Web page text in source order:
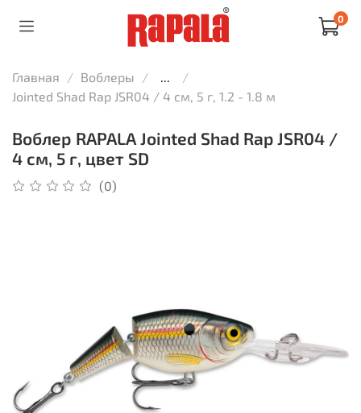
0
Главная Воблеры
...
Jointed Shad Rap JSR04 / 4 см, 5 г, 1.2 - 1.8 м
Воблер RAPALA Jointed Shad Rap JSR04 /
4 см, 5 г, цвет SD
(0)